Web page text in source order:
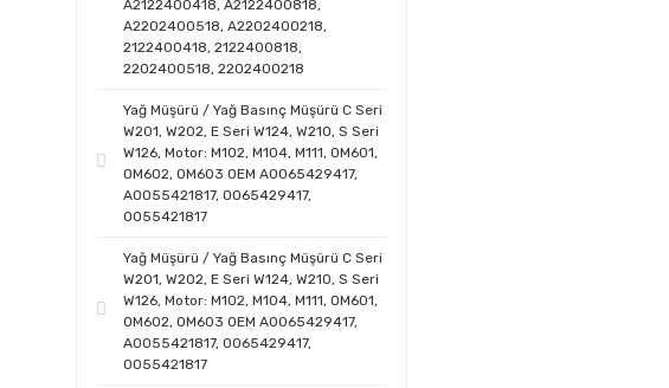
A2122400418, A2122400818,
A2202400518, A2202400218,
2122400418, 2122400818,
2202400518, 2202400218
Yağ Müşürü / Yağ Basınç Müşürü C Seri
W201, W202, E Seri W124, W210, S Seri
W126, Motor: M102, M104, M111, OM601,
OM602, OM603 OEM A0065429417,
A0055421817, 0065429417,
0055421817
Yağ Müşürü / Yağ Basınç Müşürü C Seri
W201, W202, E Seri W124, W210, S Seri
W126, Motor: M102, M104, M111, OM601,
OM602, OM603 OEM A0065429417,
A0055421817, 0065429417,
0055421817